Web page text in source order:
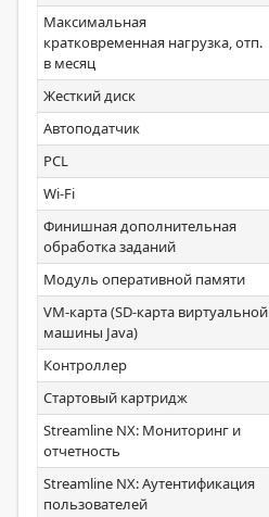
Максимальная
кратковременная нагрузка, отп.
в месяц
Жесткий диск
Автоподатчик
PCL
Wi-Fi
Финишная дополнительная
обработка заданий
Модуль оперативной памяти
VM-карта (SD-карта виртуальной
машины Java)
Контроллер
Стартовый картридж
Streamline NX: Мониторинг и
отчетность
Streamline NX: Аутентификация
пользователей